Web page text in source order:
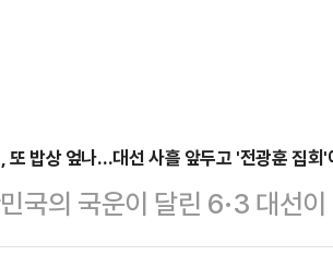
또 밥상 엎나…대선 사흘 앞두고 '전광훈 집회'
국의 국운이 달린 6·3 대선
엄 발령으로 파면당해 이번